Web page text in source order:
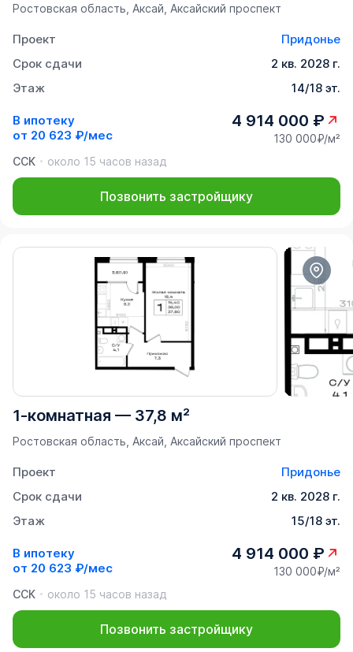
Ростовская область, Аксай, Аксайский проспект
Проект
Придонье
Срок сдачи
2 кв. 2028 г.
Этаж
14/18 эт.
В ипотеку
от 20 623 ₽/мес
4 914 000 ₽
130 000₽/м²
ССК
около 15 часов назад
Позвонить застройщику
1-комнатная — 37,8 м²
Ростовская область, Аксай, Аксайский проспект
Проект
Придонье
Срок сдачи
2 кв. 2028 г.
Этаж
15/18 эт.
В ипотеку
от 20 623 ₽/мес
4 914 000 ₽
130 000₽/м²
ССК
около 15 часов назад
Позвонить застройщику